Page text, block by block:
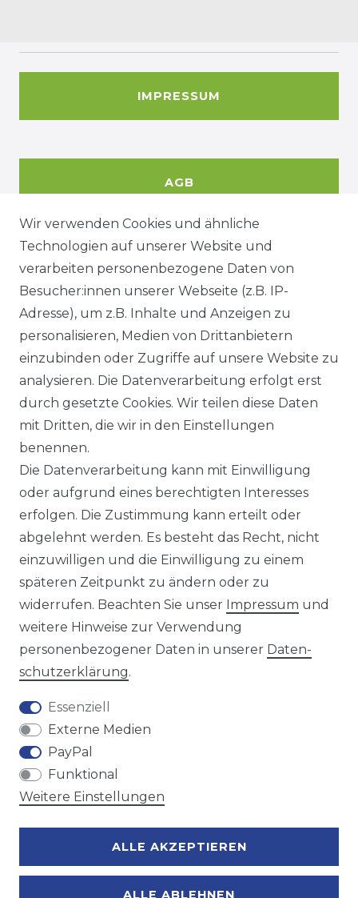
IMPRESSUM
AGB
DATENSCHUTZERKÄRUNG
WIDERRUFSRECHT
KONTAKT
Sie sind Wiederverkäufer?
Sie erreichen uns unter :
https://avancarte.de/
oder telefonisch unter: 0421 - 434430
Wir versenden mit
Zahlungsmöglichkeiten
Wir verwenden Cookies und ähnliche
Technologien auf unserer Website und
verarbeiten personenbezogene Daten von
Besucher:innen unserer Webseite (z.B. IP-
Adresse), um z.B. Inhalte und Anzeigen zu
personalisieren, Medien von Drittanbietern
einzubinden oder Zugriffe auf unsere Website zu
analysieren. Die Datenverarbeitung erfolgt erst
durch gesetzte Cookies. Wir teilen diese Daten
mit Dritten, die wir in den Einstellungen
benennen.
Die Datenverarbeitung kann mit Einwilligung
oder aufgrund eines berechtigten Interesses
erfolgen. Die Zustimmung kann erteilt oder
abgelehnt werden. Es besteht das Recht, nicht
einzuwilligen und die Einwilligung zu einem
späteren Zeitpunkt zu ändern oder zu
widerrufen. Beachten Sie unser Impressum und
weitere Hinweise zur Verwendung
personenbezogener Daten in unserer Daten­
schutz­erklärung.
Essenziell
Externe Medien
PayPal
Funktional
Weitere Einstellungen
ALLE AKZEPTIEREN
ALLE ABLEHNEN